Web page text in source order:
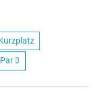
Par 3